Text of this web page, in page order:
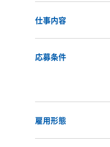
仕事内容
応募条件
雇用形態